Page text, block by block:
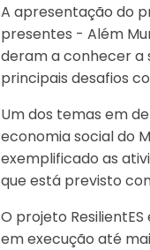
A apresentação do
presentes - Além
deram a conhecer a
principais desafios
Um dos temas em
economia social do
exemplificado as
que está previsto
O projeto
em execução até